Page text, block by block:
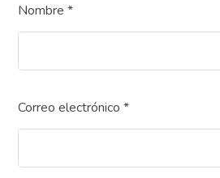
Nombre*
Correo electrónico*